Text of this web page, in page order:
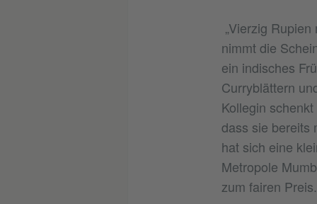
„Vierzig
nimmt die
ein indisches
Curryblättern
Kollegin
dass sie bereits
hat sich eine
Metropole
zum fairen Preis.